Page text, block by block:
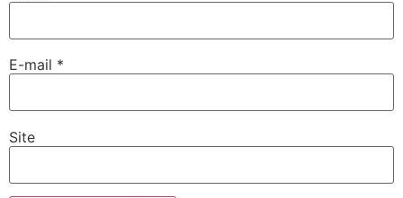
E-mail *
Site